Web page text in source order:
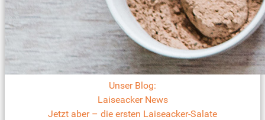
Unser Blog:
Laiseacker News
Jetzt aber – die ersten Laiseacker-Salate